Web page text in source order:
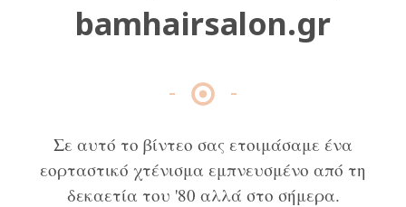
bamhairsalon.gr
Σε αυτό το βίντεο σας ετοιμάσαμε ένα
εορταστικό χτένισμα εμπνευσμένο από τη
δεκαετία του '80 αλλά στο σήμερα.